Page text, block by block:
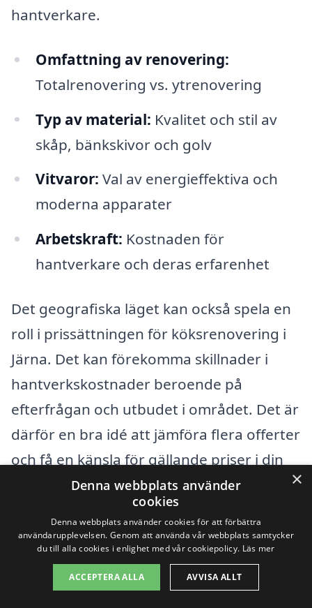
hantverkare.
Omfattning av renovering:
Totalrenovering vs. ytrenovering
Typ av material: Kvalitet och stil av
skåp, bänkskivor och golv
Vitvaror: Val av energieffektiva och
moderna apparater
Arbetskraft: Kostnaden för
hantverkare och deras erfarenhet
Det geografiska läget kan också spela en
roll i prissättningen för köksrenovering i
Järna. Det kan förekomma skillnader i
hantverkskostnader beroende på
efterfrågan och utbudet i området. Det är
därför en bra idé att jämföra flera offerter
och få en känsla för gällande priser i din
lokala marknad.
För att göra processen enklare
rekommenderar vi att du använder
plattformar som köksrenovering-pris.se.
×
Denna webbplats använder
cookies
Denna webbplats använder cookies för att förbättra
användarupplevelsen. Genom att använda vår webbplats samtycker
du till alla cookies i enlighet med vår cookiepolicy. Läs mer
ACCEPTERA ALLA AVVISA ALLT